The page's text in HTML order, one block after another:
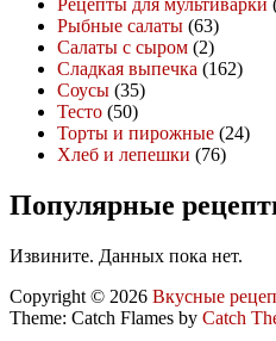
Рыбные салаты (63)
Салаты с сыром (2)
Сладкая выпечка (162)
Соусы (35)
Тесто (50)
Торты и пирожные (24)
Хлеб и лепешки (76)
Популярные
Извините. Данных пока нет.
Copyright © 2026 Вкусные
Theme: Catch Flames by Catch